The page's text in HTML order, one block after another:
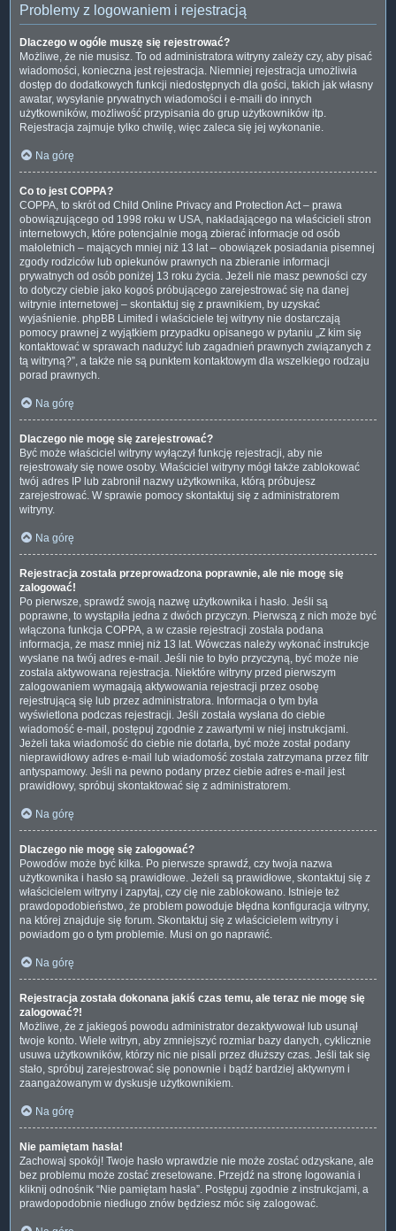
Problemy z logowaniem i rejestracją
Dlaczego w ogóle muszę się rejestrować?
Możliwe, że nie musisz. To od administratora witryny zależy czy, aby pisać
wiadomości, konieczna jest rejestracja. Niemniej rejestracja umożliwia
dostęp do dodatkowych funkcji niedostępnych dla gości, takich jak własny
awatar, wysyłanie prywatnych wiadomości i e-maili do innych
użytkowników, możliwość przypisania do grup użytkowników itp.
Rejestracja zajmuje tylko chwilę, więc zaleca się jej wykonanie.
Na górę
Co to jest COPPA?
COPPA, to skrót od Child Online Privacy and Protection Act – prawa
obowiązującego od 1998 roku w USA, nakładającego na właścicieli stron
internetowych, które potencjalnie mogą zbierać informacje od osób
małoletnich – mających mniej niż 13 lat – obowiązek posiadania pisemnej
zgody rodziców lub opiekunów prawnych na zbieranie informacji
prywatnych od osób poniżej 13 roku życia. Jeżeli nie masz pewności czy
to dotyczy ciebie jako kogoś próbującego zarejestrować się na danej
witrynie internetowej – skontaktuj się z prawnikiem, by uzyskać
wyjaśnienie. phpBB Limited i właściciele tej witryny nie dostarczają
pomocy prawnej z wyjątkiem przypadku opisanego w pytaniu „Z kim się
kontaktować w sprawach nadużyć lub zagadnień prawnych związanych z
tą witryną?”, a także nie są punktem kontaktowym dla wszelkiego rodzaju
porad prawnych.
Na górę
Dlaczego nie mogę się zarejestrować?
Być może właściciel witryny wyłączył funkcję rejestracji, aby nie
rejestrowały się nowe osoby. Właściciel witryny mógł także zablokować
twój adres IP lub zabronił nazwy użytkownika, którą próbujesz
zarejestrować. W sprawie pomocy skontaktuj się z administratorem
witryny.
Na górę
Rejestracja została przeprowadzona poprawnie, ale nie mogę się
zalogować!
Po pierwsze, sprawdź swoją nazwę użytkownika i hasło. Jeśli są
poprawne, to wystąpiła jedna z dwóch przyczyn. Pierwszą z nich może być
włączona funkcja COPPA, a w czasie rejestracji została podana
informacja, że masz mniej niż 13 lat. Wówczas należy wykonać instrukcje
wysłane na twój adres e-mail. Jeśli nie to było przyczyną, być może nie
została aktywowana rejestracja. Niektóre witryny przed pierwszym
zalogowaniem wymagają aktywowania rejestracji przez osobę
rejestrującą się lub przez administratora. Informacja o tym była
wyświetlona podczas rejestracji. Jeśli została wysłana do ciebie
wiadomość e-mail, postępuj zgodnie z zawartymi w niej instrukcjami.
Jeżeli taka wiadomość do ciebie nie dotarła, być może został podany
nieprawidłowy adres e-mail lub wiadomość została zatrzymana przez filtr
antyspamowy. Jeśli na pewno podany przez ciebie adres e-mail jest
prawidłowy, spróbuj skontaktować się z administratorem.
Na górę
Dlaczego nie mogę się zalogować?
Powodów może być kilka. Po pierwsze sprawdź, czy twoja nazwa
użytkownika i hasło są prawidłowe. Jeżeli są prawidłowe, skontaktuj się z
właścicielem witryny i zapytaj, czy cię nie zablokowano. Istnieje też
prawdopodobieństwo, że problem powoduje błędna konfiguracja witryny,
na której znajduje się forum. Skontaktuj się z właścicielem witryny i
powiadom go o tym problemie. Musi on go naprawić.
Na górę
Rejestracja została dokonana jakiś czas temu, ale teraz nie mogę się
zalogować?!
Możliwe, że z jakiegoś powodu administrator dezaktywował lub usunął
twoje konto. Wiele witryn, aby zmniejszyć rozmiar bazy danych, cyklicznie
usuwa użytkowników, którzy nic nie pisali przez dłuższy czas. Jeśli tak się
stało, spróbuj zarejestrować się ponownie i bądź bardziej aktywnym i
zaangażowanym w dyskusje użytkownikiem.
Na górę
Nie pamiętam hasła!
Zachowaj spokój! Twoje hasło wprawdzie nie może zostać odzyskane, ale
bez problemu może zostać zresetowane. Przejdź na stronę logowania i
kliknij odnośnik “Nie pamiętam hasła”. Postępuj zgodnie z instrukcjami, a
prawdopodobnie niedługo znów będziesz móc się zalogować.